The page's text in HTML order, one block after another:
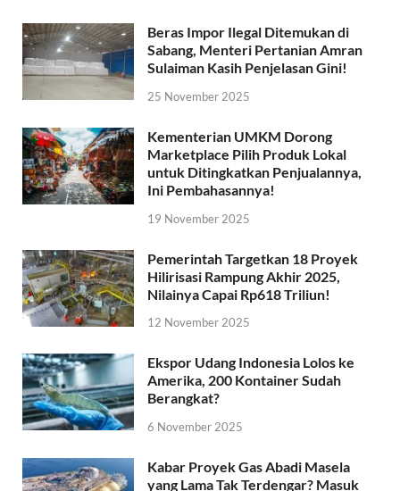
Beras Impor Ilegal Ditemukan di
Sabang, Menteri Pertanian Amran
Sulaiman Kasih Penjelasan Gini!
25 November 2025
Kementerian UMKM Dorong
Marketplace Pilih Produk Lokal
untuk Ditingkatkan Penjualannya,
Ini Pembahasannya!
19 November 2025
Pemerintah Targetkan 18 Proyek
Hilirisasi Rampung Akhir 2025,
Nilainya Capai Rp618 Triliun!
12 November 2025
Ekspor Udang Indonesia Lolos ke
Amerika, 200 Kontainer Sudah
Berangkat?
6 November 2025
Kabar Proyek Gas Abadi Masela
yang Lama Tak Terdengar? Masuk